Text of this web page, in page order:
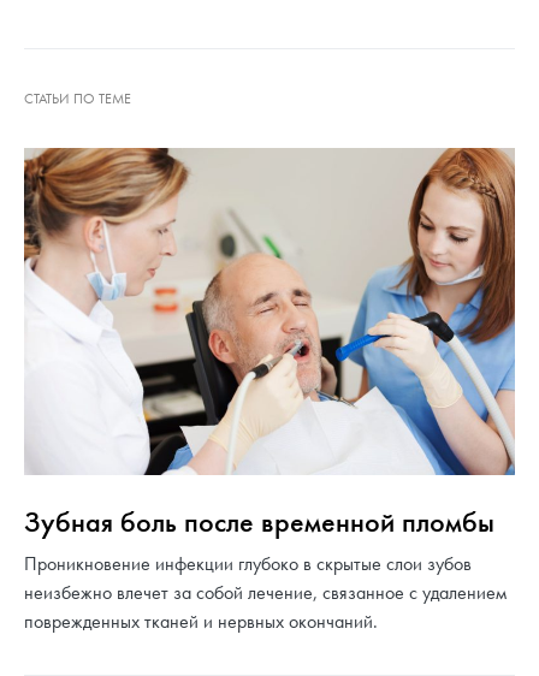
Зубная боль после временной пломбы
Проникновение инфекции глубоко в скрытые слои зубов
неизбежно влечет за собой лечение, связанное с удалением
поврежденных тканей и нервных окончаний.